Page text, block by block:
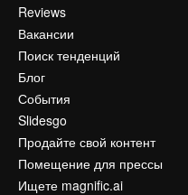
Reviews
Вакансии
Поиск тенденций
Блог
События
Slidesgo
Продайте свой контент
Помещение для прессы
Ищете magnific.ai